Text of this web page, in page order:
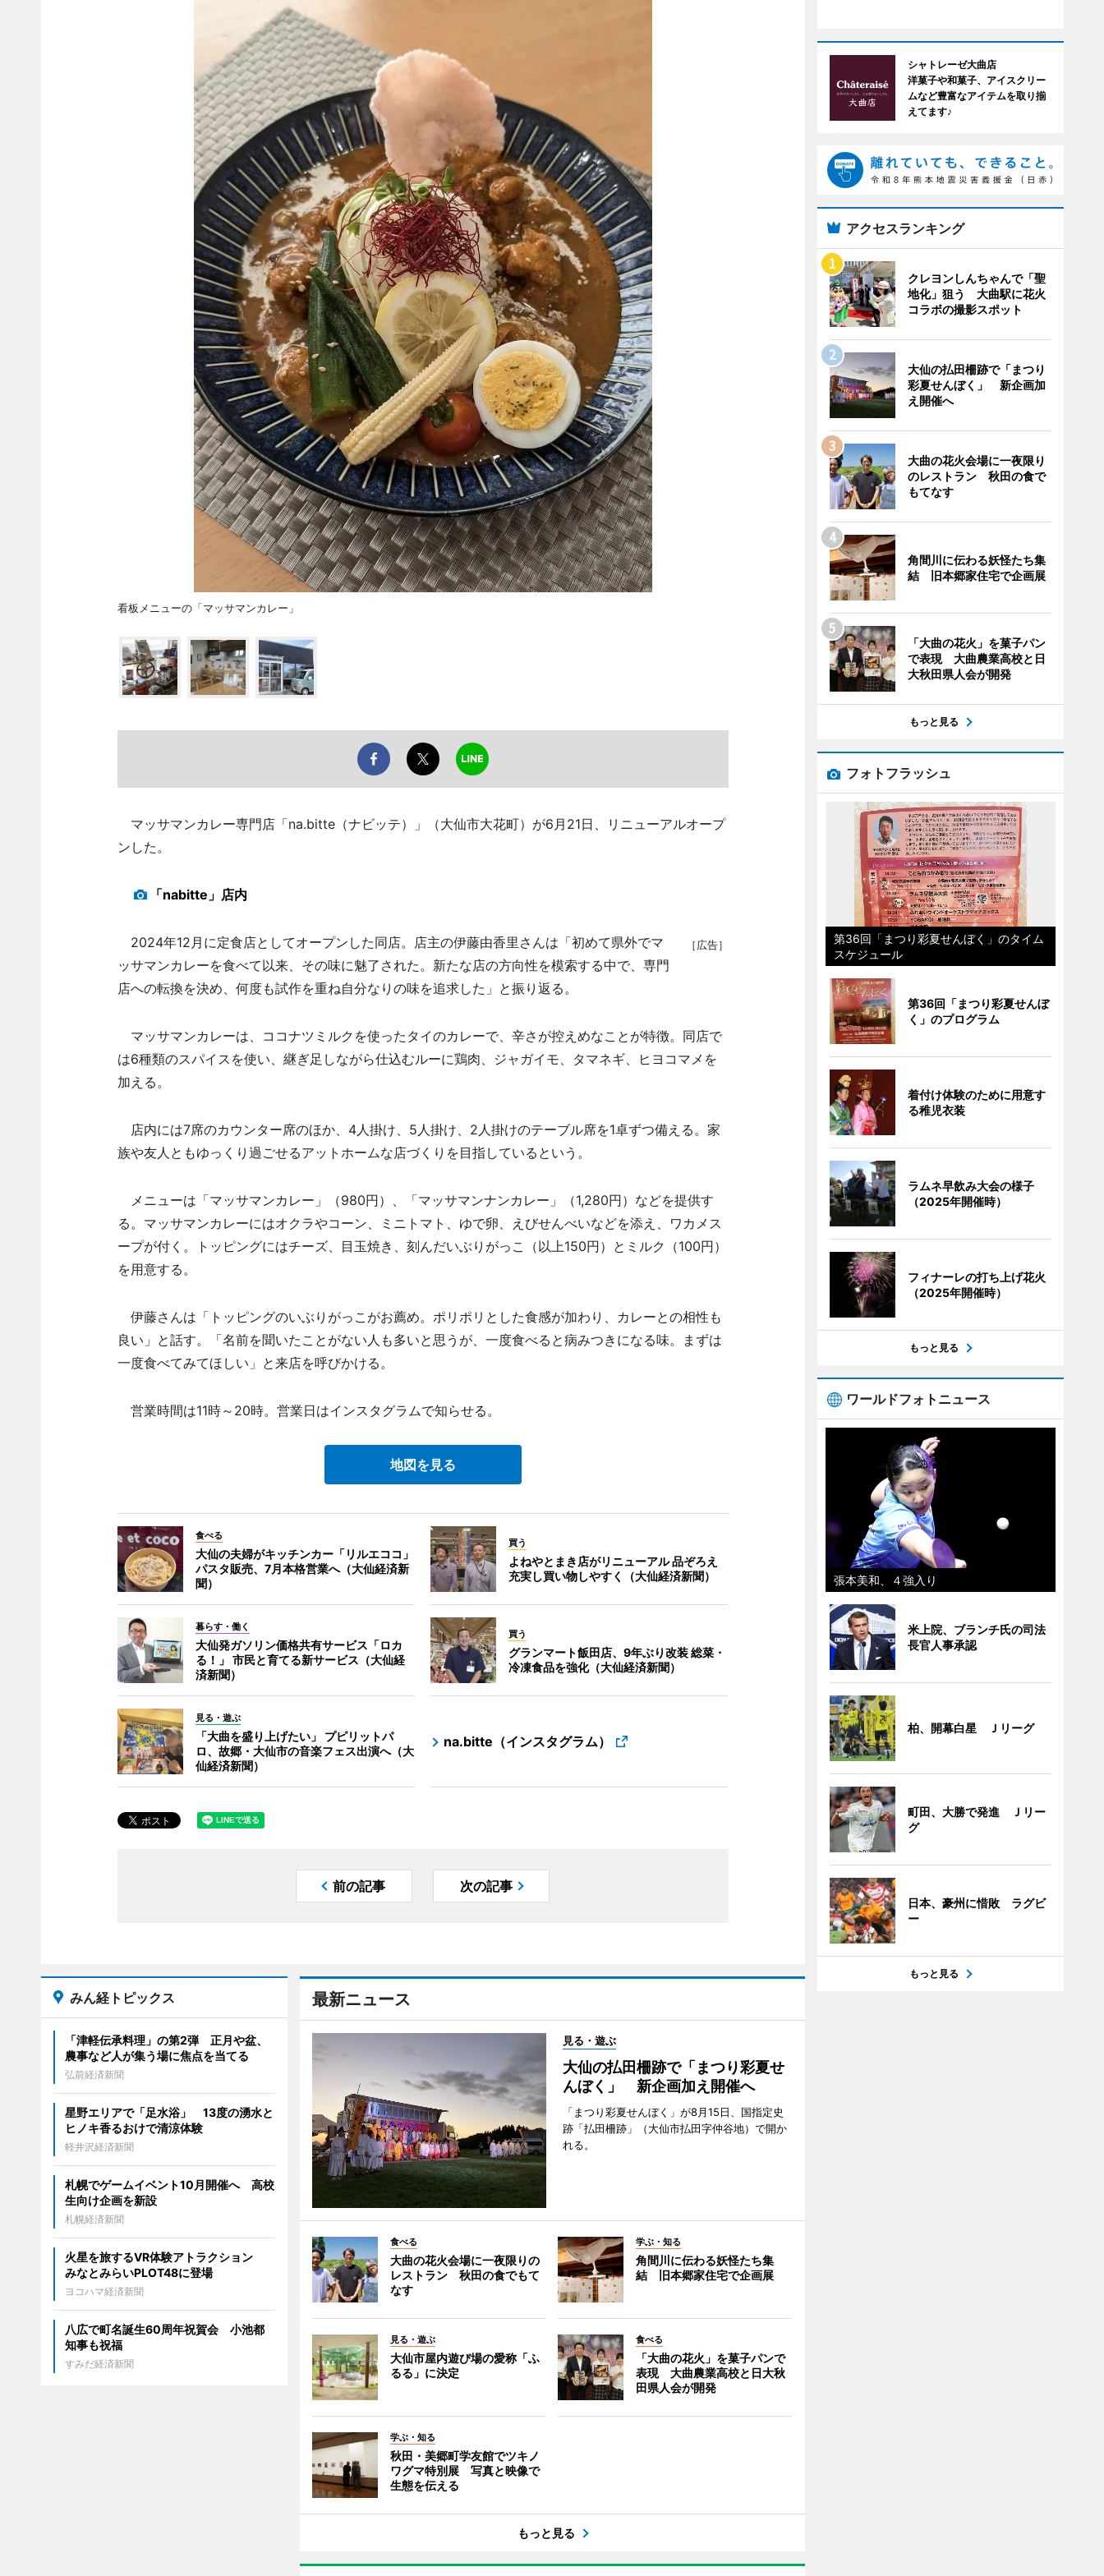
看板メニューの「マッサマンカレー」
マッサマンカレー専門店「na.bitte（ナビッテ）」（大仙市大花町）が6月21日、リニューアルオープ
ンした。
「nabitte」店内
［広告］
2024年12月に定食店としてオープンした同店。店主の伊藤由香里さんは「初めて県外でマ
ッサマンカレーを食べて以来、その味に魅了された。新たな店の方向性を模索する中で、専門
店への転換を決め、何度も試作を重ね自分なりの味を追求した」と振り返る。
マッサマンカレーは、ココナツミルクを使ったタイのカレーで、辛さが控えめなことが特徴。同店で
は6種類のスパイスを使い、継ぎ足しながら仕込むルーに鶏肉、ジャガイモ、タマネギ、ヒヨコマメを
加える。
店内には7席のカウンター席のほか、4人掛け、5人掛け、2人掛けのテーブル席を1卓ずつ備える。家
族や友人ともゆっくり過ごせるアットホームな店づくりを目指しているという。
メニューは「マッサマンカレー」（980円）、「マッサマンナンカレー」（1,280円）などを提供す
る。マッサマンカレーにはオクラやコーン、ミニトマト、ゆで卵、えびせんべいなどを添え、ワカメス
ープが付く。トッピングにはチーズ、目玉焼き、刻んだいぶりがっこ（以上150円）とミルク（100円）
を用意する。
伊藤さんは「トッピングのいぶりがっこがお薦め。ポリポリとした食感が加わり、カレーとの相性も
良い」と話す。「名前を聞いたことがない人も多いと思うが、一度食べると病みつきになる味。まずは
一度食べてみてほしい」と来店を呼びかける。
営業時間は11時～20時。営業日はインスタグラムで知らせる。
地図を見る
食べる
大仙の夫婦がキッチンカー「リルエココ」
パスタ販売、7月本格営業へ（大仙経済新
聞）
買う
よねやとまき店がリニューアル 品ぞろえ
充実し買い物しやすく（大仙経済新聞）
暮らす・働く
大仙発ガソリン価格共有サービス「ロカ
る！」 市民と育てる新サービス（大仙経
済新聞）
買う
グランマート飯田店、9年ぶり改装 総菜・
冷凍食品を強化（大仙経済新聞）
見る・遊ぶ
「大曲を盛り上げたい」 プピリットパ
ロ、故郷・大仙市の音楽フェス出演へ（大
仙経済新聞）
na.bitte（インスタグラム）
前の記事 次の記事
最新ニュース
見る・遊ぶ
大仙の払田柵跡で「まつり彩夏せ
んぼく」 新企画加え開催へ
「まつり彩夏せんぼく」が8月15日、国指定史
跡「払田柵跡」（大仙市払田字仲谷地）で開か
れる。
食べる
大曲の花火会場に一夜限りの
レストラン 秋田の食でもて
なす
学ぶ・知る
角間川に伝わる妖怪たち集
結 旧本郷家住宅で企画展
見る・遊ぶ
大仙市屋内遊び場の愛称「ふ
るる」に決定
食べる
「大曲の花火」を菓子パンで
表現 大曲農業高校と日大秋
田県人会が開発
学ぶ・知る
秋田・美郷町学友館でツキノ
ワグマ特別展 写真と映像で
生態を伝える
もっと見る
みん経トピックス
「津軽伝承料理」の第2弾 正月や盆、
農事など人が集う場に焦点を当てる
弘前経済新聞
星野エリアで「足水浴」 13度の湧水と
ヒノキ香るおけで清涼体験
軽井沢経済新聞
札幌でゲームイベント10月開催へ 高校
生向け企画を新設
札幌経済新聞
火星を旅するVR体験アトラクション
みなとみらいPLOT48に登場
ヨコハマ経済新聞
八広で町名誕生60周年祝賀会 小池都
知事も祝福
すみだ経済新聞
シャトレーゼ大曲店
洋菓子や和菓子、アイスクリー
ムなど豊富なアイテムを取り揃
えてます♪
アクセスランキング
クレヨンしんちゃんで「聖
地化」狙う 大曲駅に花火
コラボの撮影スポット
大仙の払田柵跡で「まつり
彩夏せんぼく」 新企画加
え開催へ
大曲の花火会場に一夜限り
のレストラン 秋田の食で
もてなす
角間川に伝わる妖怪たち集
結 旧本郷家住宅で企画展
「大曲の花火」を菓子パン
で表現 大曲農業高校と日
大秋田県人会が開発
もっと見る
フォトフラッシュ
第36回「まつり彩夏せんぼく」のタイム
スケジュール
第36回「まつり彩夏せんぼ
く」のプログラム
着付け体験のために用意す
る稚児衣装
ラムネ早飲み大会の様子
（2025年開催時）
フィナーレの打ち上げ花火
（2025年開催時）
もっと見る
ワールドフォトニュース
張本美和、４強入り
米上院、ブランチ氏の司法
長官人事承認
柏、開幕白星 Ｊリーグ
町田、大勝で発進 Ｊリー
グ
日本、豪州に惜敗 ラグビ
ー
もっと見る